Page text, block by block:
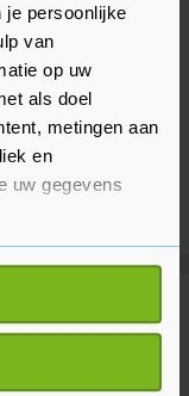
je persoonlijke
van
op uw
als doel
metingen aan
en
uw gegevens
kan zijn
actief te
(fingerprinting)